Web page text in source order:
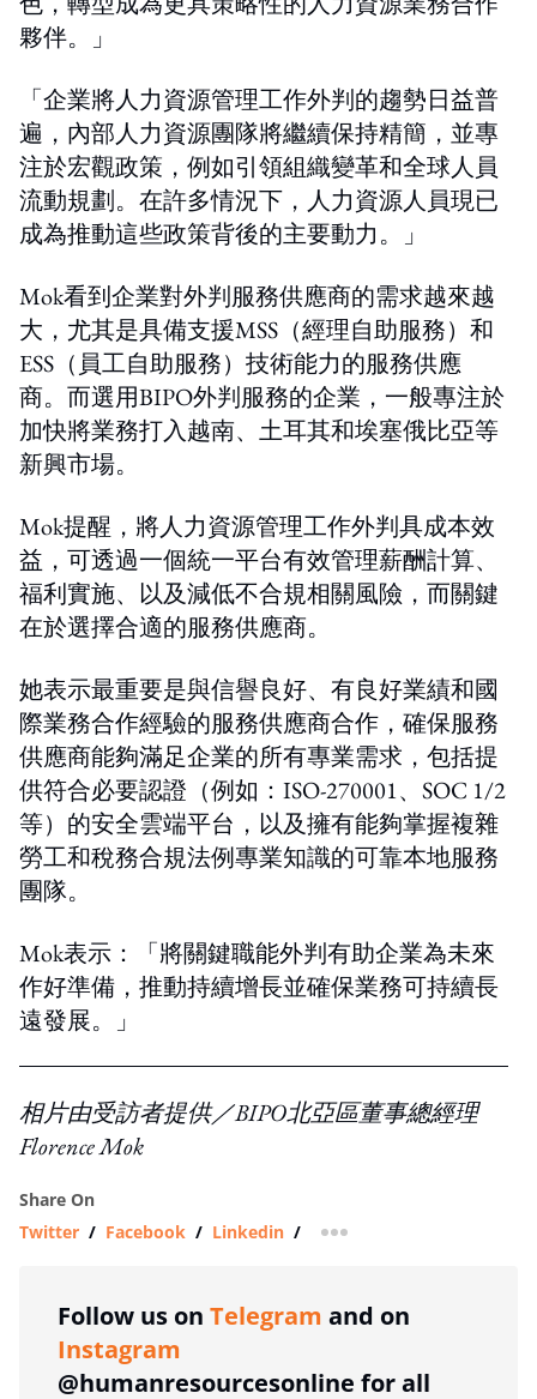
夥伴。」
「企業將人力資源管理工作外判的趨勢日益普
遍，內部人力資源團隊將繼續保持精簡，並專
注於宏觀政策，例如引領組織變革和全球人員
流動規劃。在許多情況下，人力資源人員現已
成為推動這些政策背後的主要動力。」
Mok看到企業對外判服務供應商的需求越來越
大，尤其是具備支援MSS（經理自助服務）和
ESS（員工自助服務）技術能力的服務供應
商。而選用BIPO外判服務的企業，一般專注於
加快將業務打入越南、土耳其和埃塞俄比亞等
新興市場。
Mok提醒，將人力資源管理工作外判具成本效
益，可透過一個統一平台有效管理薪酬計算、
福利實施、以及減低不合規相關風險，而關鍵
在於選擇合適的服務供應商。
她表示最重要是與信譽良好、有良好業績和國
際業務合作經驗的服務供應商合作，確保服務
供應商能夠滿足企業的所有專業需求，包括提
供符合必要認證（例如：ISO-270001、SOC 1/2
等）的安全雲端平台，以及擁有能夠掌握複雜
勞工和稅務合規法例專業知識的可靠本地服務
團隊。
Mok表示：「將關鍵職能外判有助企業為未來
作好準備，推動持續增長並確保業務可持續長
遠發展。」
相片由受訪者提供／BIPO北亞區董事總經理
Florence Mok
Share On
Twitter / Facebook / Linkedin / more sharing option
Follow us on Telegram and on
Instagram
@humanresourcesonline for all